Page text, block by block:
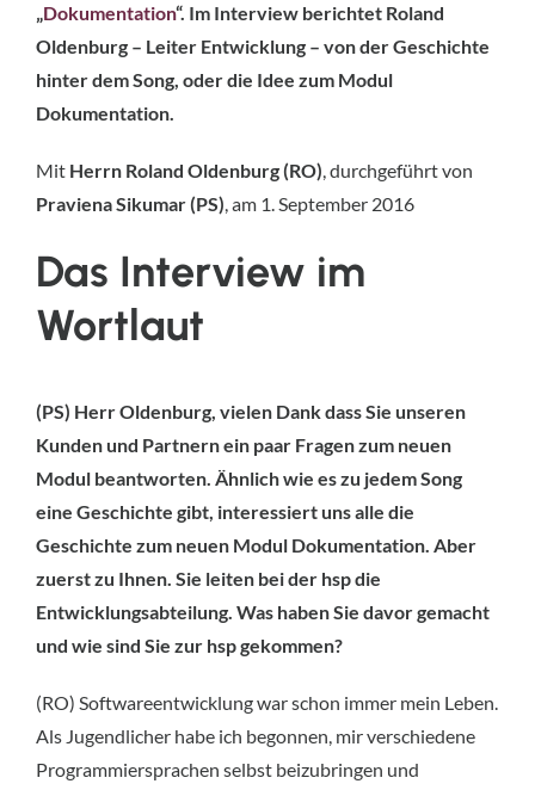
„Dokumentation“. Im Interview berichtet Roland
Oldenburg – Leiter Entwicklung – von der Geschichte
hinter dem Song, oder die Idee zum Modul
Dokumentation.
Mit Herrn Roland Oldenburg (RO), durchgeführt von
Praviena Sikumar(PS), am 1. September 2016
Das Interview im
Wortlaut
(PS) Herr Oldenburg, vielen Dank dass Sie unseren
Kunden und Partnern ein paar Fragen zum neuen
Modul beantworten. Ähnlich wie es zu jedem Song
eine Geschichte gibt, interessiert uns alle die
Geschichte zum neuen Modul Dokumentation. Aber
zuerst zu Ihnen. Sie leiten bei der hsp die
Entwicklungsabteilung. Was haben Sie davor gemacht
und wie sind Sie zur hsp gekommen?
(RO) Softwareentwicklung war schon immer mein Leben.
Als Jugendlicher habe ich begonnen, mir verschiedene
Programmiersprachen selbst beizubringen und